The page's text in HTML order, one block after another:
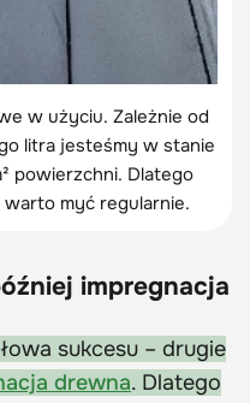
w użyciu. Zależnie od
litra jesteśmy w stanie
powierzchni. Dlatego
myć regularnie.
impregnacja
sukcesu – drugie
drewna. Dlatego